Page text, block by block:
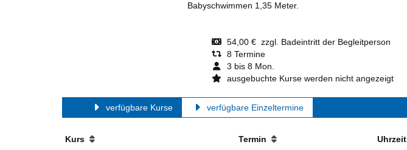
Babyschwimmen 1,35 Meter.
54,00 € zzgl. Badeintritt der Begleitperson
8 Termine
3 bis 8 Mon.
ausgebuchte Kurse werden nicht angezeigt
verfügbare Kurse verfügbare Einzeltermine
Kurs Termin Uhrzeit